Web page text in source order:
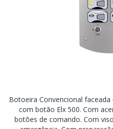
Botoeira Convencional
com botão Elx 500. Com
botões de comando. Com